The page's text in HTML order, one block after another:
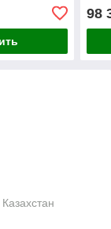
мин,
98